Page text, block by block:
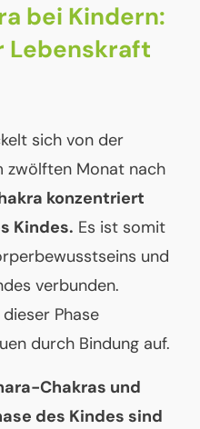
bei Kindern:
Lebenskraft
sich von der
zwölften Monat nach
konzentriert
Kindes. Es ist somit
und
verbunden.
Phase
durch Bindung auf.
Chakras und
des Kindes sind